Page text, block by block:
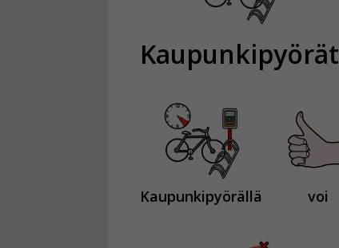
Kaupunkipyörät
Kaupunkipyörällä voi